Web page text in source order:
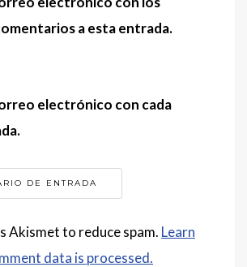
a esta entrada.
electrónico con cada
Akismet to reduce spam. Learn
data is processed.